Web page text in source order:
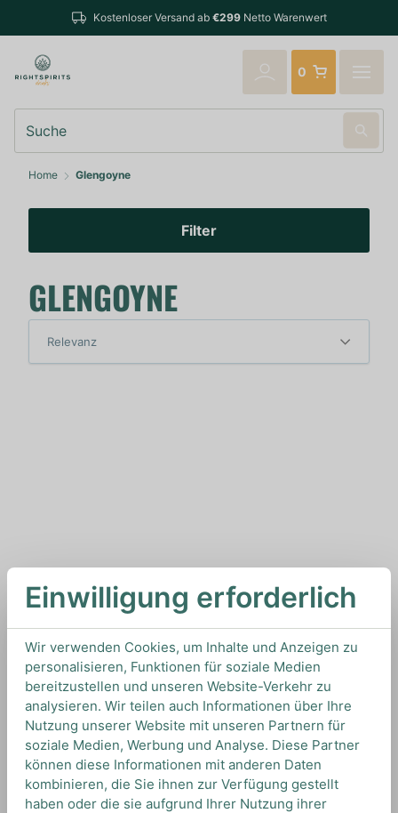
Kostenloser Versand ab €299 Netto Warenwert
0
Home Glengoyne
Filter
GLENGOYNE
Einwilligung erforderlich
Wir verwenden Cookies, um Inhalte und Anzeigen zu
personalisieren, Funktionen für soziale Medien
bereitzustellen und unseren Website-Verkehr zu
analysieren. Wir teilen auch Informationen über Ihre
Nutzung unserer Website mit unseren Partnern für
soziale Medien, Werbung und Analyse. Diese Partner
können diese Informationen mit anderen Daten
kombinieren, die Sie ihnen zur Verfügung gestellt
haben oder die sie aufgrund Ihrer Nutzung ihrer